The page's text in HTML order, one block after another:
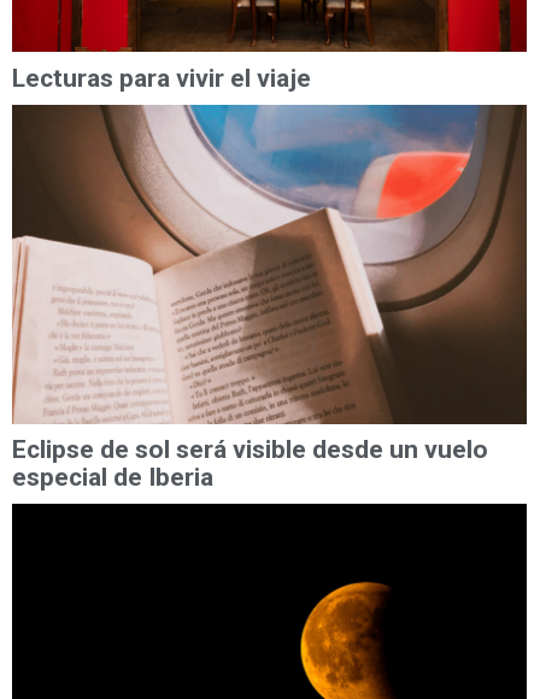
Lecturas para vivir el viaje
Eclipse de sol será visible desde un vuelo
especial de Iberia